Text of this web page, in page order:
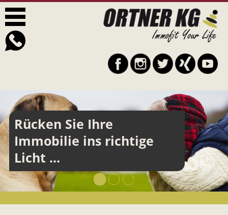
Rücken Sie Ihre
Immobilie ins richtige
Licht ...